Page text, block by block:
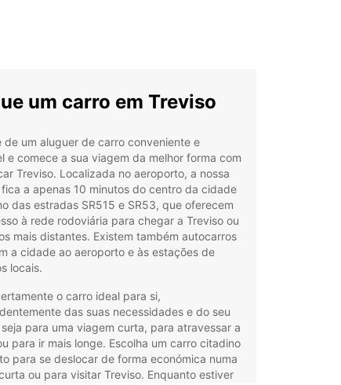
um carro em Treviso
de um aluguer de carro conveniente e
e comece a sua viagem da melhor forma com
Treviso. Localizada no aeroporto, a nossa
a apenas 10 minutos do centro da cidade
das estradas SR515 e SR53, que oferecem
à rede rodoviária para chegar a Treviso ou
mais distantes. Existem também autocarros
a cidade ao aeroporto e às estações de
locais.
o carro ideal para si,
das suas necessidades e do seu
para uma viagem curta, para atravessar a
para ir mais longe. Escolha um carro citadino
para se deslocar de forma económica numa
ou para visitar Treviso. Enquanto estiver